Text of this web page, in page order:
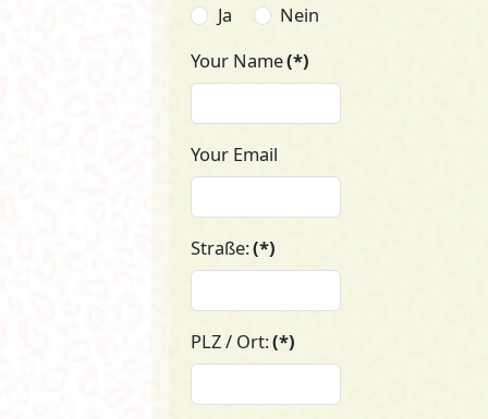
Ja
Nein
Your Name(*)
Your Email
Straße:(*)
PLZ / Ort:(*)